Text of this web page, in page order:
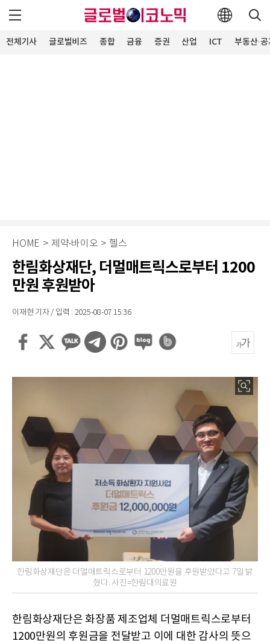
전체기사 글로벌비즈 종합 금융 증권 산업 ICT 부동산·
HOME > 제약∙바이오 > 헬스
한림화상재단, 더멀매트릭스로부터 1200
만원 후원받아
이재현 기자 / 입력 : 2025-08-07 15:36
한림화상재단은 더멀매트릭스로부터 1200만원을 후원받았다고 7일 밝
혔다. 사진=한림대의료원
한림화상재단은 화장품 제조업체 더멀매트릭스로부터
1200만원의 후원금을 전달받고 이에 대한 감사의 뜻으